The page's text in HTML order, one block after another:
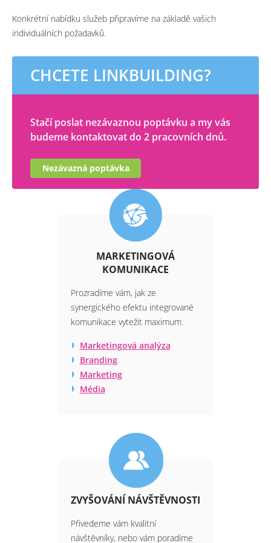
Konkrétní nabídku služeb připravíme na základě vašich
individuálních požadavků.
CHCETE LINKBUILDING?
Stačí poslat nezávaznou poptávku a my vás
budeme kontaktovat do 2 pracovních dnů.
Nezávazná poptávka
MARKETINGOVÁ
KOMUNIKACE
Prozradíme vám, jak ze
synergického efektu integrované
komunikace vytežit maximum.
Marketingová analýza
Branding
Marketing
Média
ZVYŠOVÁNÍ NÁVŠTĚVNOSTI
Přivedeme vám kvalitní
návštěvníky, nebo vám poradíme